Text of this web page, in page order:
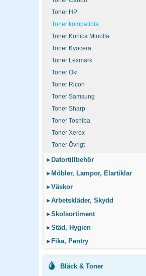
Toner HP
Toner kompatibla
Toner Konica Minolta
Toner Kyocera
Toner Lexmark
Toner Oki
Toner Ricoh
Toner Samsung
Toner Sharp
Toner Toshiba
Toner Xerox
Toner Övrigt
▸ Datortillbehör
▸ Möbler, Lampor, Elartiklar
▸Väskor
▸Arbetskläder, Skydd
▸Skolsortiment
▸Städ, Hygien
▸ Fika, Pentry
Bläck & Toner
Kompatibel Brother TN2420 toner
svart 3000 sidor
2500st/kartong